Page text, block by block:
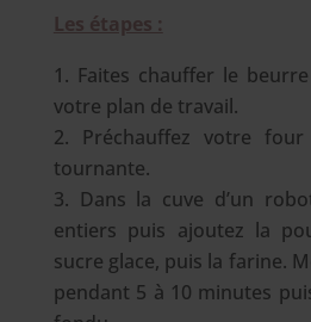
Les étapes :
Faites chauffer le
votre plan de travail.
Préchauffez votre
tournante.
Dans la cuve d’un
entiers puis ajoutez la
sucre glace, puis la farine.
pendant 5 à 10 minutes